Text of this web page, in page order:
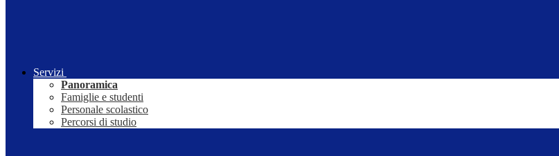
Servizi
Panoramica
Famiglie e studenti
Personale scolastico
Percorsi di studio